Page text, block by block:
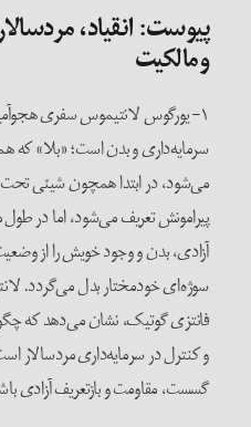
پیوست‌: انقیاد،
و‌مالکیت
۱- یو‌رگوس لانتیموس سفری
سرمایه‌داری و بدن است؛ «بلا» که
می‌شود، در ابتدا همچون شیئی
پیرامونش تعریف می‌شود، اما در
آزادی، بدن و وجود خویش را از
سوژه‌ای خودمختار بدل می‌گردد.
فانتزی گوتیک، نشان می‌دهد که
و کنترل در سرمایه‌داری مردسالار
گسست، مقاومت و بازتعریف آزادی